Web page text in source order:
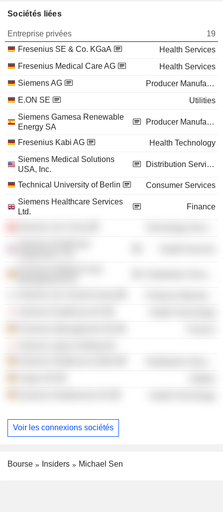
Sociétés liées
Entreprise privées
19
Fresenius SE & Co. KGaA
Health Services
Fresenius Medical Care AG
Health Services
Siemens AG
Producer Manufacturing
E.ON SE
Utilities
Siemens Gamesa Renewable
Energy SA
Producer Manufacturing
Fresenius Kabi AG
Health Technology
Siemens Medical Solutions
USA, Inc.
Distribution Services
Technical University of Berlin
Consumer Services
Siemens Healthcare Services
Ltd.
Finance
Voir les connexions sociétés
Bourse Insiders Michael Sen